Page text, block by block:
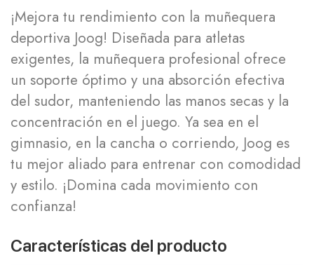
¡Mejora tu rendimiento con la muñequera
deportiva Joog! Diseñada para atletas
exigentes, la muñequera profesional ofrece
un soporte óptimo y una absorción efectiva
del sudor, manteniendo las manos secas y la
concentración en el juego. Ya sea en el
gimnasio, en la cancha o corriendo, Joog es
tu mejor aliado para entrenar con comodidad
y estilo. ¡Domina cada movimiento con
confianza!
Características del producto